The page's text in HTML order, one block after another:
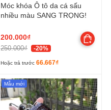
Móc khóa Ô tô da cá sấu
nhiều màu SANG TRỌNG!
200.000₫
250.000₫ -20%
Hoặc trả trước 66.667₫
Mẫu mới